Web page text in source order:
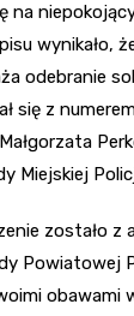
na
wynikało,
odebranie
się z
Miejskiej
zostało z
Powiatowej
obawami